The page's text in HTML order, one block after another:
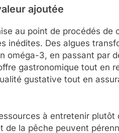
ajoutée
au point de procédés de
inédites. Des algues
oméga-3, en passant par
gastronomique tout en
gustative tout en
à entretenir plutôt
de la pêche peuvent